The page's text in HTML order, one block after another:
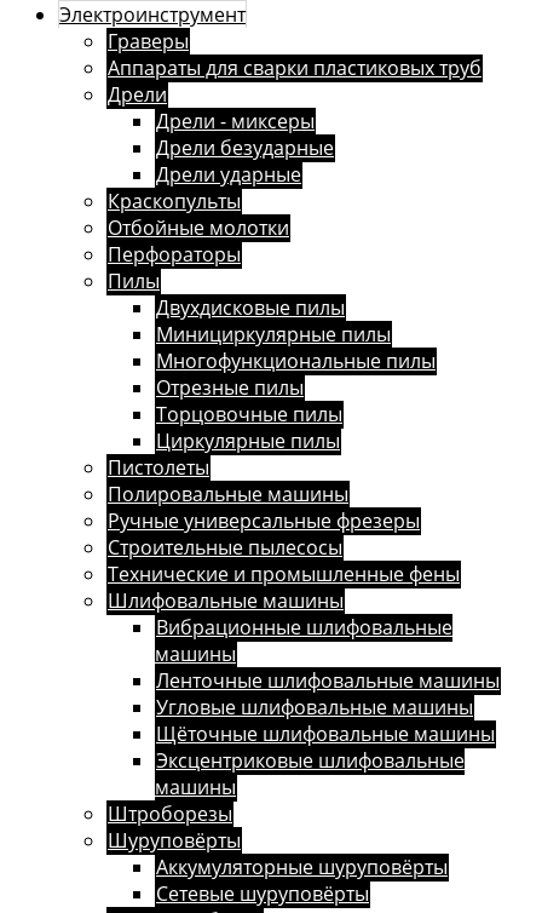
Электроинструмент
Граверы
Аппараты для сварки пластиковых труб
Дрели
Дрели - миксеры
Дрели безударные
Дрели ударные
Краскопульты
Отбойные молотки
Перфораторы
Пилы
Двухдисковые пилы
Минициркулярные пилы
Многофункциональные пилы
Отрезные пилы
Торцовочные пилы
Циркулярные пилы
Пистолеты
Полировальные машины
Ручные универсальные фрезеры
Строительные пылесосы
Технические и промышленные фены
Шлифовальные машины
Вибрационные шлифовальные
машины
Ленточные шлифовальные машины
Угловые шлифовальные машины
Щёточные шлифовальные машины
Эксцентриковые шлифовальные
машины
Штроборезы
Шуруповёрты
Аккумуляторные шуруповёрты
Сетевые шуруповёрты